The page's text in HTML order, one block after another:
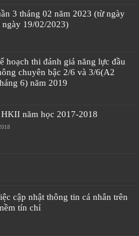
3 tháng 02 năm 2023 (từ ngày
ngày 19/02/2023)
hoạch thi đánh giá năng lực đầu
chuyên bậc 2/6 và 3/6(A2
6) năm 2019
năm học 2017-2018
cập nhật thông tin cá nhân trên
tín chỉ